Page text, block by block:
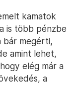
kamatok
is több pénzbe
bár megérti,
amint lehet,
elég már a
a